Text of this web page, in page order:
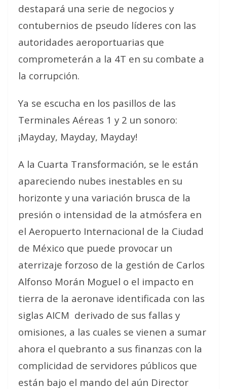
destapará una serie de negocios y
contubernios de pseudo líderes con las
autoridades aeroportuarias que
comprometerán a la 4T en su combate a
la corrupción.
Ya se escucha en los pasillos de las
Terminales Aéreas 1 y 2 un sonoro:
¡Mayday, Mayday, Mayday!
A la Cuarta Transformación, se le están
apareciendo nubes inestables en su
horizonte y una variación brusca de la
presión o intensidad de la atmósfera en
el Aeropuerto Internacional de la Ciudad
de México que puede provocar un
aterrizaje forzoso de la gestión de Carlos
Alfonso Morán Moguel o el impacto en
tierra de la aeronave identificada con las
siglas AICM derivado de sus fallas y
omisiones, a las cuales se vienen a sumar
ahora el quebranto a sus finanzas con la
complicidad de servidores públicos que
están bajo el mando del aún Director